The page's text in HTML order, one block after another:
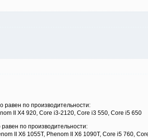
равен по производительности:
II X4 920, Core i3-2120, Core i3 550, Core i5 650
по производительности:
II X6 1055T, Phenom II X6 1090T, Core i5 760,